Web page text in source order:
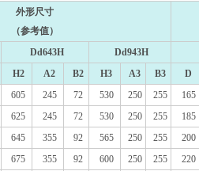
外形尺寸
（参考值）
Dd643H Dd943H
H2 A2 B2 H3 A3 B3 D
605 245 72 530 250 255 165
625 245 72 530 250 255 185
645 355 92 565 250 255 200
675 355 92 600 250 255 220